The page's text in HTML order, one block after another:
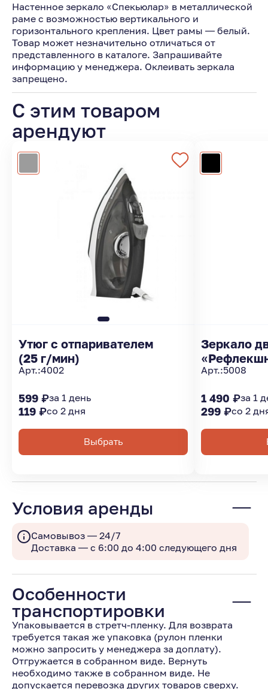
Настенное зеркало «Спекьюлар» в металлической
раме с возможностью вертикального и
горизонтального крепления. Цвет рамы — белый.
Товар может незначительно отличаться от
представленного в каталоге. Запрашивайте
информацию у менеджера. Оклеивать зеркала
запрещено.
С этим товаром
арендуют
Утюг с отпаривателем
(25 г/мин)
Арт.:4002
599 ₽за 1 день
119 ₽со 2 дня
Выбрать
Зеркало
Арт.:5008
1 490 ₽за 1
299 ₽со 2
Условия аренды
Самовывоз — 24/7
Доставка — с 6:00 до 4:00 следующего дня
Особенности
транспортировки
Упаковывается в стретч-пленку. Для возврата
требуется такая же упаковка (рулон пленки
можно запросить у менеджера за доплату).
Отгружается в собранном виде. Вернуть
необходимо также в собранном виде. Не
допускается перевозка других товаров сверху.